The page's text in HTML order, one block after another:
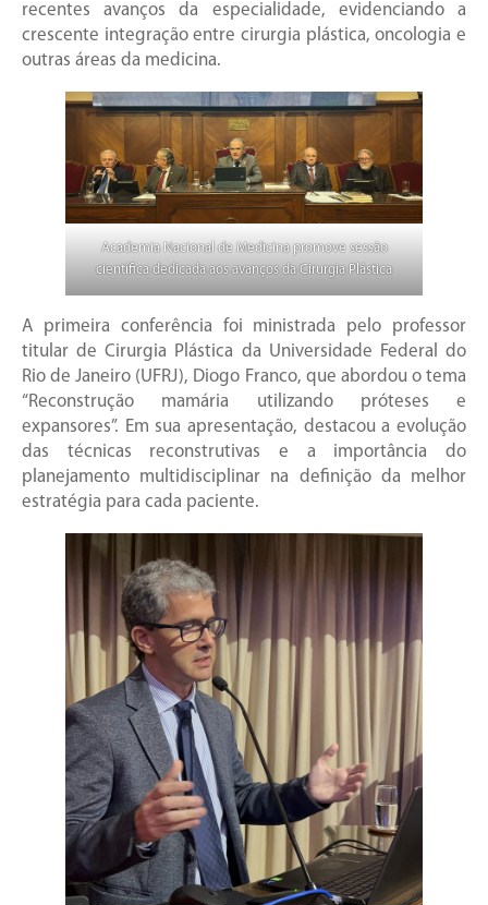
recentes avanços da especialidade, evidenciando a
crescente integração entre cirurgia plástica, oncologia e
outras áreas da medicina.
Academia Nacional de Medicina promove sessão
científica dedicada aos avanços da Cirurgia Plástica
A primeira conferência foi ministrada pelo professor
titular de Cirurgia Plástica da Universidade Federal do
Rio de Janeiro (UFRJ), Diogo Franco, que abordou o tema
“Reconstrução mamária utilizando próteses e
expansores”. Em sua apresentação, destacou a evolução
das técnicas reconstrutivas e a importância do
planejamento multidisciplinar na definição da melhor
estratégia para cada paciente.